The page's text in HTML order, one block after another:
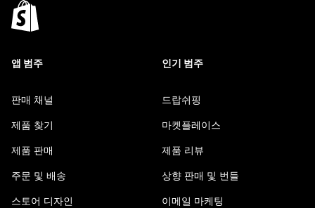
앱 범주
판매 채널
제품 찾기
제품 판매
주문 및 배송
스토어 디자인
인기 범주
드랍쉬핑
마켓플레이스
제품 리뷰
상향 판매 및 번들
이메일 마케팅